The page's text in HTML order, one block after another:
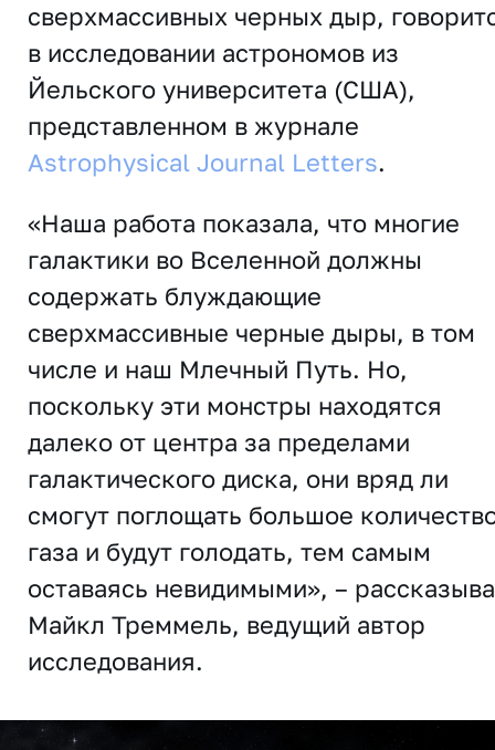
сверхмассивных черных дыр,
в исследовании астрономов из
Йельского университета (США),
представленном в журнале
Astrophysical Journal Letters.
«Наша работа показала, что многие
галактики во Вселенной должны
содержать блуждающие
сверхмассивные черные дыры, в том
числе и наш Млечный Путь. Но,
поскольку эти монстры находятся
далеко от центра за пределами
галактического диска, они вряд ли
смогут поглощать большое
газа и будут голодать, тем самым
оставаясь невидимыми», –
Майкл Треммель, ведущий автор
исследования.